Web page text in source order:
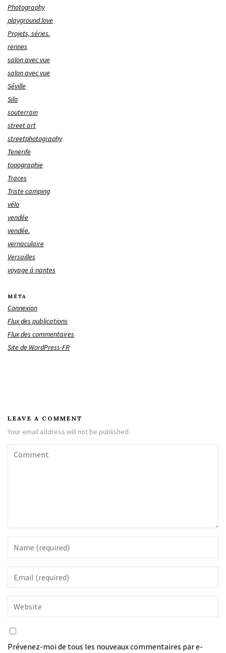
Photography
playground love
Projets, séries.
rennes
salon avec vue
salon avec vue
Séville
Silo
souterrain
street art
streetphotography
Tenerife
topographie
Traces
Triste camping
vélo
vendée
vendée.
vernaculaire
Versailles
voyage à nantes
MÉTA
Connexion
Flux des publications
Flux des commentaires
Site de WordPress-FR
LEAVE A COMMENT
Your email address will not be published.
Prévenez-moi de tous les nouveaux commentaires par e-